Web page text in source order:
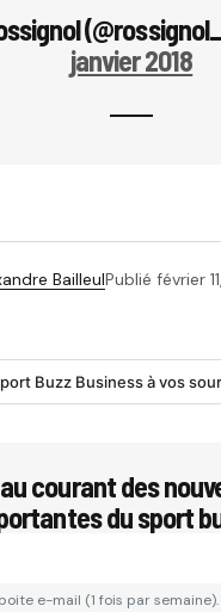
janvier 2018
BailleulPublié février
Buzz Business à vos
courant des
du sport
e-mail (1 fois par semaine).